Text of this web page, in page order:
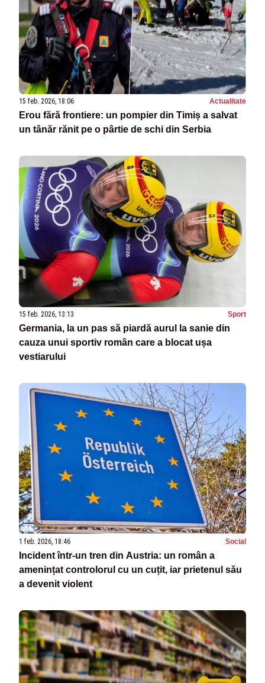
15 feb. 2026, 18:06 Actualitate
Erou fără frontiere: un pompier din Timiș a salvat
un tânăr rănit pe o pârtie de schi din Serbia
15 feb. 2026, 13:13 Sport
Germania, la un pas să piardă aurul la sanie din
cauza unui sportiv român care a blocat ușa
vestiarului
1 feb. 2026, 18:46 Social
Incident într-un tren din Austria: un român a
amenințat controlorul cu un cuțit, iar prietenul său
a devenit violent